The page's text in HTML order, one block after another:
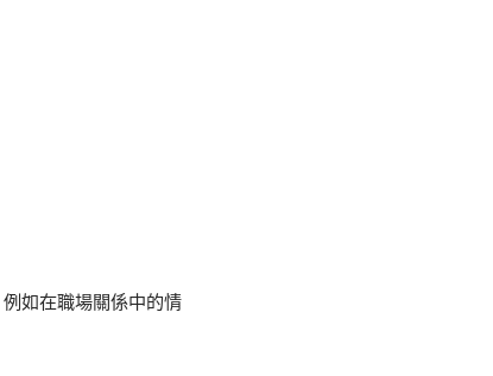
如在職場關係中的情